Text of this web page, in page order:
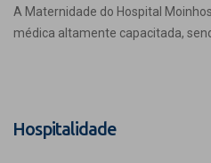
A Maternidade do Hospital
médica altamente capacitada,
Hospitalidade